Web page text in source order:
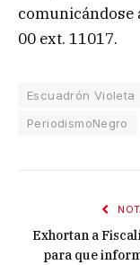
comunicándose
00 ext. 11017.
Escuadrón Violeta
PeriodismoNegro
Exhortan a
para que